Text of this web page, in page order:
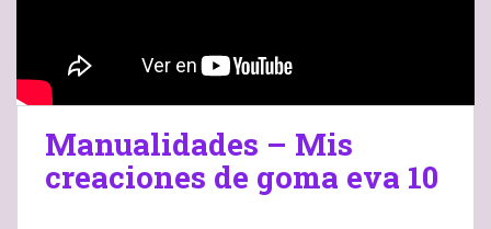
Manualidades – Mis
creaciones de goma eva 10